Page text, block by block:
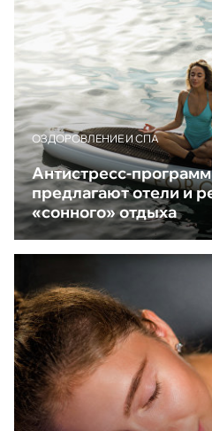
ОЗДОРОВЛЕНИЕ И СПА
Антистресс-
предлагают отели и
«сонного» отдыха